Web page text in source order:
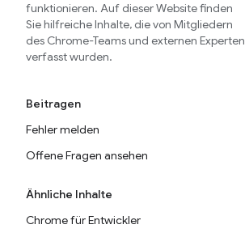
funktionieren. Auf dieser Website finden
Sie hilfreiche Inhalte, die von Mitgliedern
des Chrome-Teams und externen Experten
verfasst wurden.
Beitragen
Fehler melden
Offene Fragen ansehen
Ähnliche Inhalte
Chrome für Entwickler